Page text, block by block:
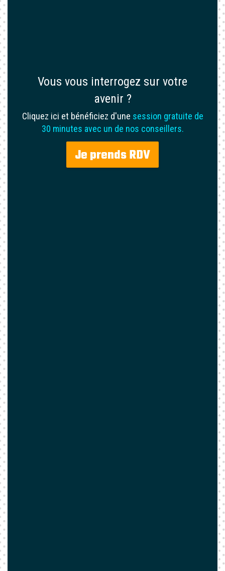
Vous vous interrogez sur votre
avenir ?
Cliquez ici et bénéficiez d'une session gratuite de
30 minutes avec un de nos conseillers.
Je prends RDV